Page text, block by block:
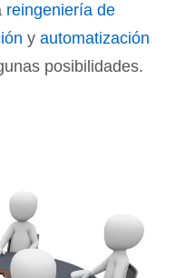
reingeniería de
y automatización
posibilidades.